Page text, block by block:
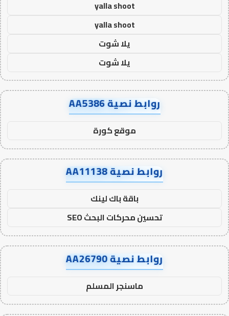
yalla shoot
yalla shoot
يلا شوت
يلا شوت
روابط نصية AA5386
موقع كورة
روابط نصية AA11138
باقة باك لينك
تحسين محركات البحث SEO
روابط نصية AA26790
ماسنجر المسلم